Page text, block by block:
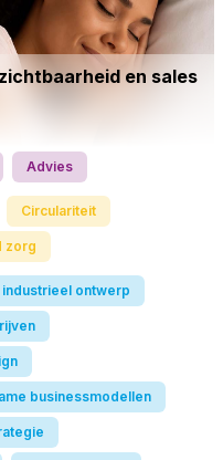
en sales
Advies
Circulariteit
zorg
industrieel ontwerp
businessmodellen